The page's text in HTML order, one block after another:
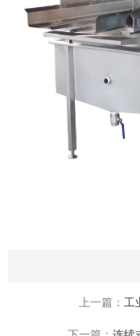
上一篇： 工